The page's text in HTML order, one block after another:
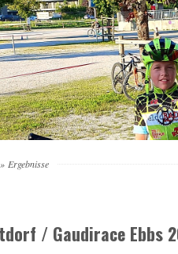
» Ergebnisse
/ Gaudirace Ebbs